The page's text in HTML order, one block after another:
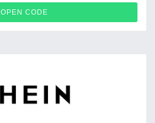
OPEN CODEAFFTBLSNKRFRK